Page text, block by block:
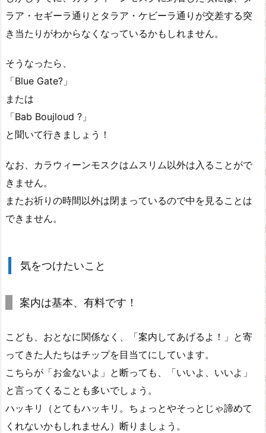
ラア・セギーラ通りとタラア・ケビーラ通りが交差する突
き当たりがわからなくなっているかもしれません。
そうなったら、
「Blue Gate?」
または
「Bab Boujloud ?」
と聞いて行きましょう！
なお、カラウィーンモスクはムスリム以外は入ることがで
きません。
またお祈りの時間以外は閉まっているので中を見ることは
できません。
気をつけたいこと
案内は基本、有料です！
こども、おとなに関係なく、「案内してあげるよ！」と寄
ってきた人たちはチップを目当てにしています。
こちらが「お金ないよ」と断っても、「いいよ、いいよ」
と言ってくることも多いでしょう。
ハッキリ（とてもハッキリ。ちょっとやそっとじゃ諦めて
くれないかもしれません）断りましょう。